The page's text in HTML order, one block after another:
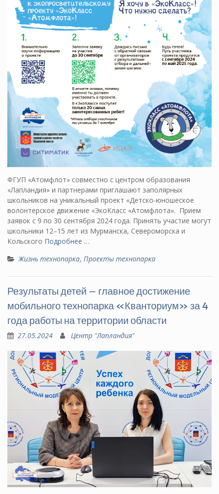
ФГУП «Атомфлот» совместно с центром образования
«Лапландия» и партнерами приглашают заполярных
школьников на уникальный проект «Детско-юношеское
волонтерское движение «ЭкоКласс «Атомфлота». Прием
заявок с 9 по 30 сентября 2024 года. Принять участие могут
школьники 12–15 лет из Мурманска, Североморска и
Кольского Подробнее …
Жизнь технопарка, Проекты технопарка
Результаты детей – главное достижение
мобильного технопарка «Кванториум» за 4
года работы на территории области
27.05.2024 Центр "Лапландия"